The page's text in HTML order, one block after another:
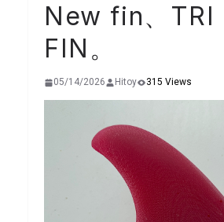
New fin、TRI
FIN。
05/14/2026 Hitoy 315 Views